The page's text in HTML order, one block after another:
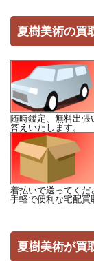
夏樹美術の買
随時鑑定、無料出張
答えいたします。
着払いで送ってくだ
手軽で便利な宅配買
夏樹美術が買